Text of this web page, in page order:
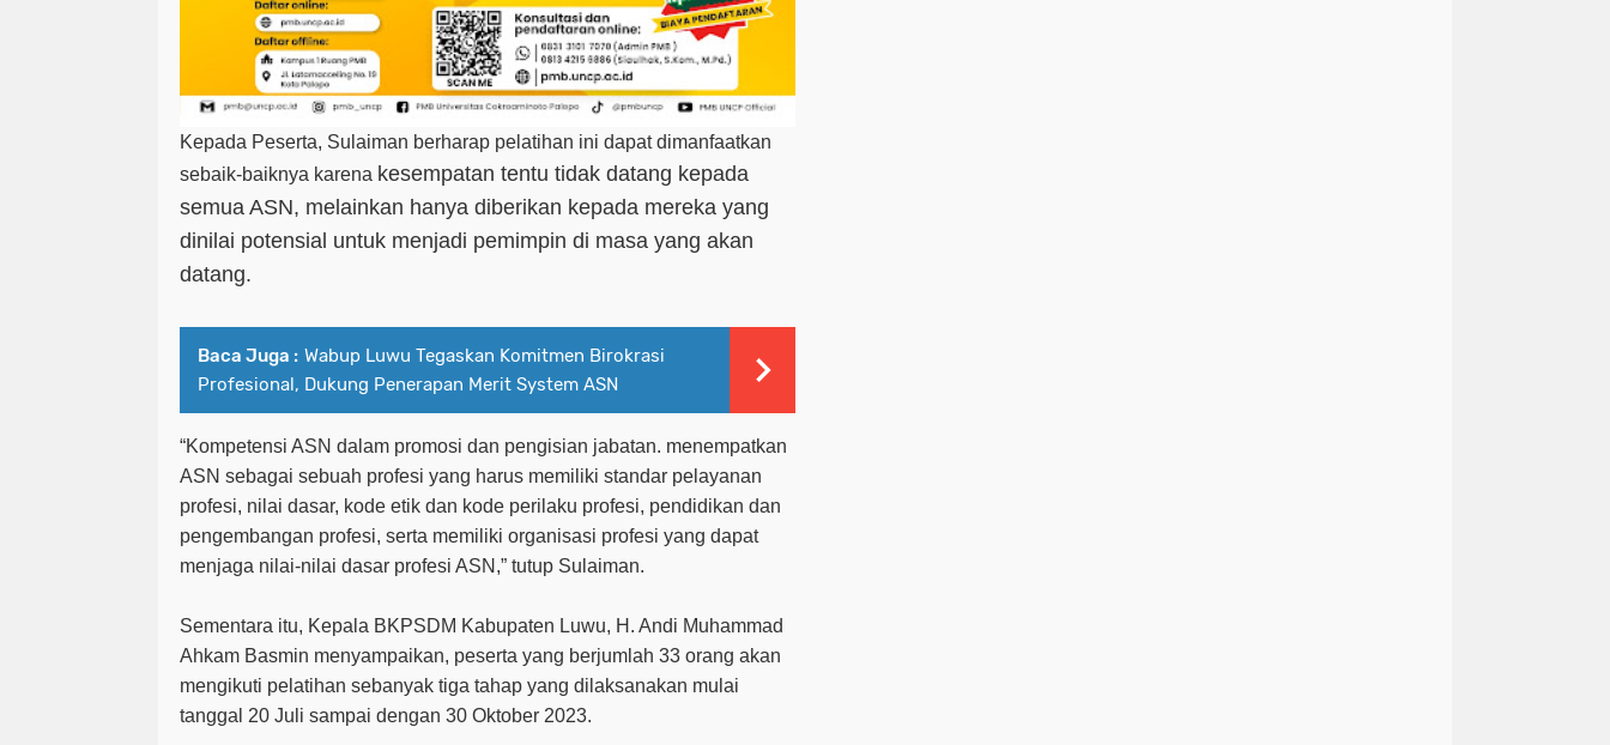
Kepada Peserta, Sulaiman berharap pelatihan ini dapat dimanfaatkan
sebaik-baiknya karena kesempatan tentu tidak datang kepada
semua ASN, melainkan hanya diberikan kepada mereka yang
dinilai potensial untuk menjadi pemimpin di masa yang akan
datang.
Baca Juga : Wabup Luwu Tegaskan Komitmen Birokrasi
Profesional, Dukung Penerapan Merit System ASN
“Kompetensi ASN dalam promosi dan pengisian jabatan. menempatkan
ASN sebagai sebuah profesi yang harus memiliki standar pelayanan
profesi, nilai dasar, kode etik dan kode perilaku profesi, pendidikan dan
pengembangan profesi, serta memiliki organisasi profesi yang dapat
menjaga nilai-nilai dasar profesi ASN,” tutup Sulaiman.
Sementara itu, Kepala BKPSDM Kabupaten Luwu, H. Andi Muhammad
Ahkam Basmin menyampaikan, peserta yang berjumlah 33 orang akan
mengikuti pelatihan sebanyak tiga tahap yang dilaksanakan mulai
tanggal 20 Juli sampai dengan 30 Oktober 2023.